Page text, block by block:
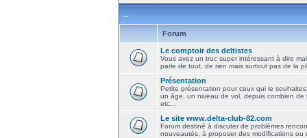
...
Forum
Le comptoir des deltistes
Vous avez un truc super intéressant à dire
parle de tout, de rien mais surtout pas de la
Présentation
Petite présentation pour ceux qui le
un âge, un niveau de vol, depuis combien de
etc...
Le site www.delta-club-82.com
Forum destiné à discuter de problèmes
nouveautés, à proposer des modifications ou